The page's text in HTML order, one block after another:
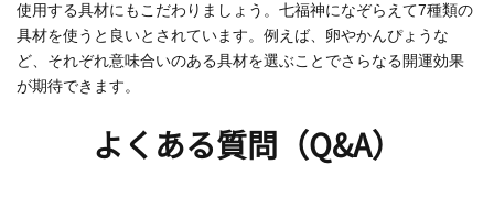
使用する具材にもこだわりましょう。七福神になぞらえて7種類の
具材を使うと良いとされています。例えば、卵やかんぴょうな
ど、それぞれ意味合いのある具材を選ぶことでさらなる開運効果
が期待できます。
よくある質問（Q&A）